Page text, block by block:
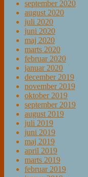
september 2020
august 2020
juli 2020
juni 2020
maj 2020
marts 2020
februar 2020
januar 2020
december 2019
november 2019
oktober 2019
september 2019
august 2019
juli 2019
juni 2019
maj 2019
april 2019
marts 2019
februar 2019